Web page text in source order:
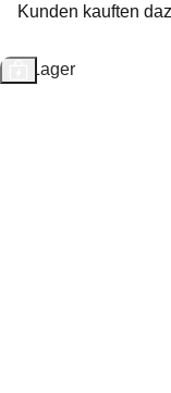
Kunden kauften
Auf Lager